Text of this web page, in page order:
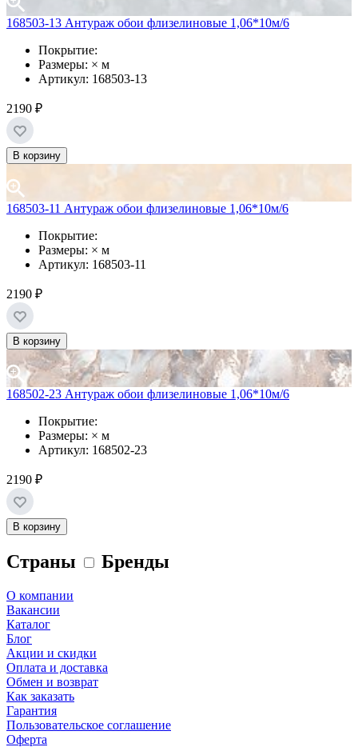
168503-13 Антураж обои флизелиновые 1,06*10м/6
Покрытие:
Размеры: × м
Артикул: 168503-13
2190 ₽
В корзину
168503-11 Антураж обои флизелиновые 1,06*10м/6
Покрытие:
Размеры: × м
Артикул: 168503-11
2190 ₽
В корзину
168502-23 Антураж обои флизелиновые 1,06*10м/6
Покрытие:
Размеры: × м
Артикул: 168502-23
2190 ₽
В корзину
Страны Бренды
О компании
Вакансии
Каталог
Блог
Акции и скидки
Оплата и доставка
Обмен и возврат
Как заказать
Гарантия
Пользовательское соглашение
Оферта